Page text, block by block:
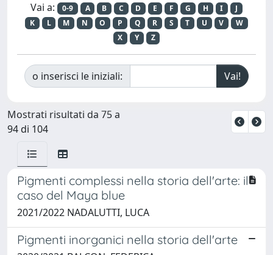
Vai a: 0-9 A B C D E F G H I
J
K
L M N O P Q R S T U V
W
X
Y Z
o inserisci le iniziali:
Mostrati risultati da 75 a
94 di 104
Pigmenti complessi nella storia dell'arte: il
caso del Maya blue
2021/2022 NADALUTTI, LUCA
Pigmenti inorganici nella storia dell'arte